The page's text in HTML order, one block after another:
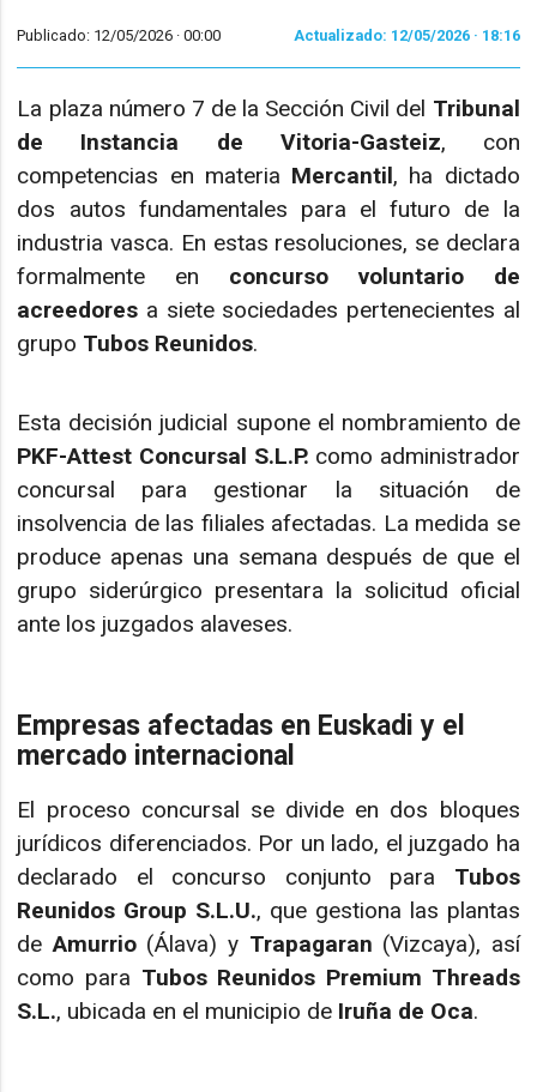
Publicado: 12/05/2026 ·00:00 Actualizado: 12/05/2026 · 18:16
La plaza número 7 de la Sección Civil del Tribunal
de Instancia de Vitoria-Gasteiz, con
competencias en materia Mercantil, ha dictado
dos autos fundamentales para el futuro de la
industria vasca. En estas resoluciones, se declara
formalmente en concurso voluntario de
acreedores a siete sociedades pertenecientes al
grupo Tubos Reunidos.
Esta decisión judicial supone el nombramiento de
PKF-Attest Concursal S.L.P. como administrador
concursal para gestionar la situación de
insolvencia de las filiales afectadas. La medida se
produce apenas una semana después de que el
grupo siderúrgico presentara la solicitud oficial
ante los juzgados alaveses.
Empresas afectadas en Euskadi y el
mercado internacional
El proceso concursal se divide en dos bloques
jurídicos diferenciados. Por un lado, el juzgado ha
declarado el concurso conjunto para Tubos
Reunidos Group S.L.U., que gestiona las plantas
deAmurrio(Álava) y Trapagaran (Vizcaya), así
como para Tubos Reunidos Premium Threads
S.L., ubicada en el municipio de Iruña de Oca.